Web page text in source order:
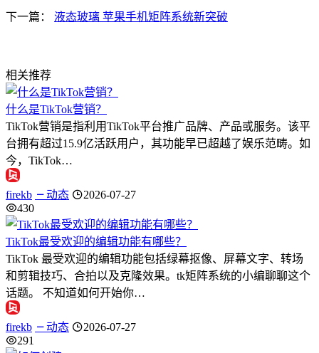
下一篇： 液态玻璃 苹果手机矩阵系统新突破
相关推荐
什么是TikTok营销？
TikTok营销是指利用TikTok平台推广品牌、产品或服务。该平
台拥有超过15.9亿活跃用户，其功能早已超越了娱乐范畴。如
今，TikTok…
firekb 动态
2026-07-27
430
TikTok最受欢迎的编辑功能有哪些？
TikTok 最受欢迎的编辑功能包括绿幕抠像、屏幕文字、转场
和剪辑技巧、合拍以及克隆效果。tk矩阵系统的小编聊聊这个
话题。 不知道如何开始你…
firekb 动态
2026-07-27
291